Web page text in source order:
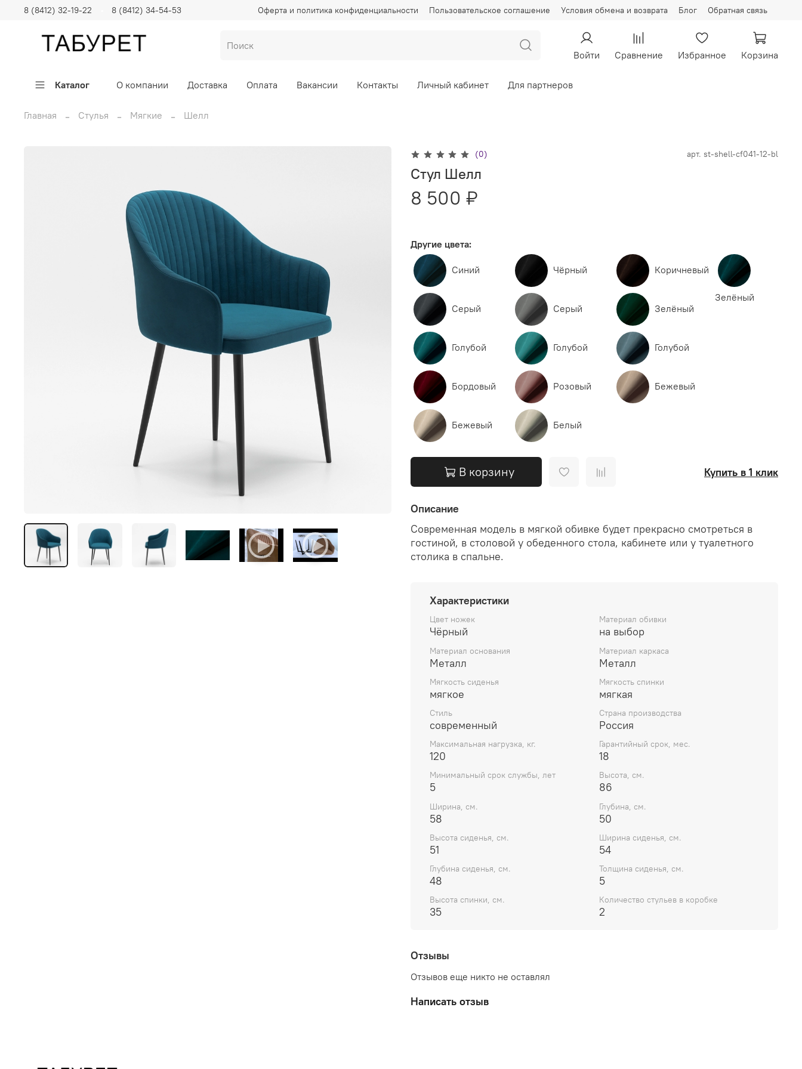
Оферта и политика конфиденциальности Пользовательское соглашение Условия обмена и возврата Блог Обратная связь
8 (8412) 32-19-22 8 (8412) 34-54-53
Войти Сравнение Избранное Корзина
Каталог О компании Доставка Оплата Вакансии Контакты Личный кабинет Для партнеров
Главная Стулья Мягкие Шелл
(0) арт. st-shell-cf041-12-bl
Стул Шелл
8 500 ₽
Другие цвета:
Синий Чёрный Коричневый
Серый Серый Зелёный
Голубой Голубой Голубой
Бордовый Розовый Бежевый
Бежевый Белый
Зелёный
В корзину Купить в 1 клик
Описание
Современная модель в мягкой обивке будет прекрасно смотреться в
гостиной, в столовой у обеденного стола, кабинете или у туалетного
столика в спальне.
Характеристики
Цвет ножек
Чёрный
Материал обивки
на выбор
Материал основания
Металл
Материал каркаса
Металл
Мягкость сиденья
мягкое
Мягкость спинки
мягкая
Стиль
современный
Страна производства
Россия
Максимальная нагрузка, кг.
120
Гарантийный срок, мес.
18
Минимальный срок службы, лет
5
Высота, см.
86
Ширина, см.
58
Глубина, см.
50
Высота сиденья, см.
51
Ширина сиденья, см.
54
Глубина сиденья, см.
48
Толщина сиденья, см.
5
Высота спинки, см.
35
Количество стульев в коробке
2
Отзывы
Отзывов еще никто не оставлял
Написать отзыв